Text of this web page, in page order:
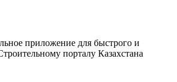
приложение для быстрого и
порталу Казахстана